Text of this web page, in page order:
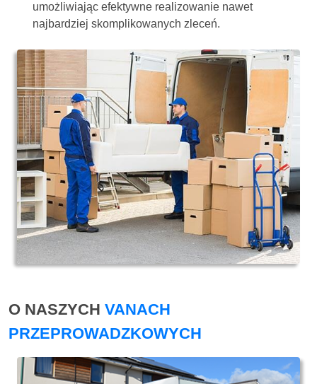
umożliwiając efektywne realizowanie nawet
najbardziej skomplikowanych zleceń.
O NASZYCH VANACH
PRZEPROWADZKOWYCH